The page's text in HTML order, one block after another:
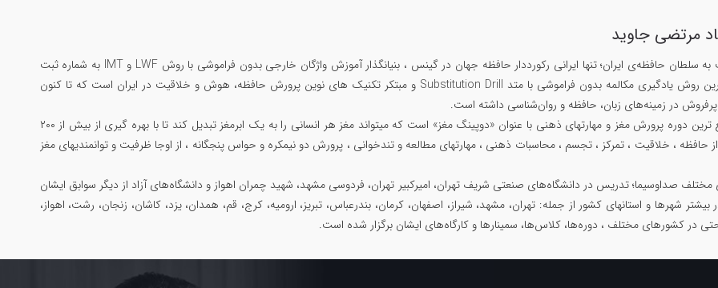
مرتضی جاوید
مرتضی جاوید ملقب به سلطان حافظه‌ی ایران؛ تنها ایرانی رکورددار حافظه جهان در گینس ، بنیانگذار آموزش واژگان خارجی بدون فراموشی با روش LWF و IMT به شماره ثبت
۱۴۲۹، مبتکر سریع ترین روش یادگیری مکالمه بدون فراموشی با متد Substitution Drill و مبتکر تکنیک های نوین پرورش حافظه، هوش و خلاقیت در ایران است که تا کنون
همچنین خالق جامع ترین دوره پرورش مغز و مهارتهای ذهنی با عنوان «دوپینگ مغز» است که میتواند مغز هر انسانی را به یک ابرمغز تبدیل کند تا با بهره گیری از بیش از ۲۰۰
حافظه ، خلاقیت ، تمرکز ، تجسم ، محاسبات ذهنی ، مهارتهای مطالعه و تندخوانی ، پرورش دو نیمکره و حواس پنجگانه ، از اوجا ظرفیت و توانمندیهای مغز
صداوسیما؛ تدریس در دانشگاه‌های صنعتی شریف تهران، امیرکبیر تهران، فردوسی مشهد، شهید چمران اهواز و دانشگاه‌های آزاد از دیگر سوابق ایشان
بیشتر شهرها و استانهای کشور از جمله: تهران، مشهد، شیراز، اصفهان، کرمان، بندرعباس، تبریز، ارومیه، کرج، قم، همدان، یزد، کاشان، زنجان، رشت، اهواز،
در کشورهای مختلف ، دوره‌ها، کلاس‌ها، سمینار‌ها و کارگاه‌های ایشان برگزار شده است.